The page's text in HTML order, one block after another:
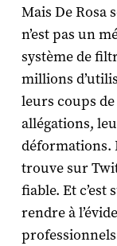
Mais De Rosa
n’est pas un
système de
millions
leurs coups
allégations,
déformations.
trouve sur
fiable. Et
rendre à